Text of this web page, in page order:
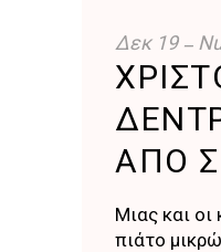
Δεκ 19
ΑΠΌ
Μιας και οι
πιάτο